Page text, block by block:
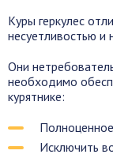
Куры геркулес
несуетливостью и
Они
необходимо
курятнике:
Исключить